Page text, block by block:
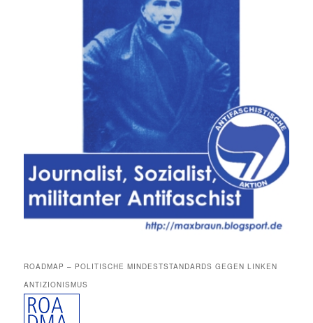
ROADMAP – POLITISCHE MINDESTSTANDARDS GEGEN LINKEN
ANTIZIONISMUS